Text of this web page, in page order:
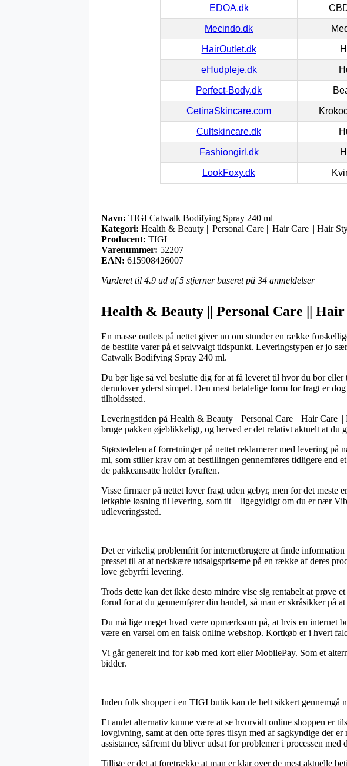
EDOA.dk
Mecindo.dk
HairOutlet.dk
eHudpleje.dk
Perfect-Body.dk
CetinaSkincare.com
Cultskincare.dk
Fashiongirl.dk
LookFoxy.dk
Navn: TIGI Catwalk Bodifying Spray 240 ml
Kategori: Health & Beauty || Personal Care || Hair Care || Hair
Producent: TIGI
Varenummer: 52207
EAN: 615908426007
Vurderet til 4.9 ud af 5 stjerner baseret på 34 anmeldelser
Health & Beauty || Personal Care ||
En masse outlets på nettet giver nu om stunder en række
de bestilte varer på et selvvalgt tidspunkt. Leveringstypen er jo
Catwalk Bodifying Spray 240 ml.
Du bør lige så vel beslutte dig for at få leveret til hvor du bor
derudover yderst simpel. Den mest betalelige form for fragt er
tilholdssted.
Leveringstiden på Health & Beauty || Personal Care || Hair Care
bruge pakken øjeblikkeligt, og herved er det relativt aktuelt at du
Størstedelen af forretninger på nettet reklamerer med levering
ml, som stiller krav om at bestillingen gennemføres tidligere end
de pakkeansatte holder fyraften.
Visse firmaer på nettet lover fragt uden gebyr, men for det meste
letkøbte løsning til levering, som tit – ligegyldigt om du er nær
udleveringssted.
Det er virkelig problemfrit for internetbrugere at finde
presset til at at nedskære udsalgspriserne på en række af deres
love gebyrfri levering.
Trods dette kan det ikke desto mindre vise sig rentabelt at
forud for at du gennemfører din handel, så man er skråsikker på
Du må lige meget hvad være opmærksom på, at hvis en internet
være en varsel om en falsk online webshop. Kortkøb er i hvert
Vi går generelt ind for køb med kort eller MobilePay. Som et
bidder.
Inden folk shopper i en TIGI butik kan de helt sikkert gennemgå
Et andet alternativ kunne være at se hvorvidt online shoppen er
lovgivning, samt at den ofte føres tilsyn med af sagkyndige der er
assistance, såfremt du bliver udsat for problemer i processen med
Tillige er det at foretrække at man er klar over de mest aktuelle